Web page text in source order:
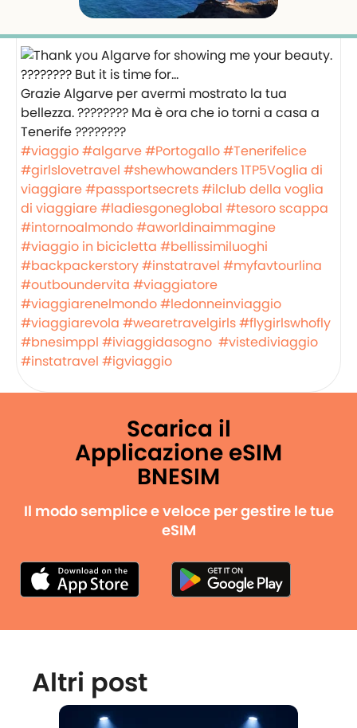
Grazie Algarve per avermi mostrato la tua
bellezza. ???????? Ma è ora che io torni a casa a
Tenerife ????????
#viaggio#algarve#Portogallo#Tenerifelice
#girlslovetravel #shewhowanders1TP5Voglia di
viaggiare#passportsecrets#ilclub della voglia
di viaggiare#ladiesgoneglobal #tesoro scappa
#intornoalmondo#aworldinaimmagine
#viaggio in bicicletta #bellissimiluoghi
#backpackerstory#instatravel #myfavtourlina
#outboundervita #viaggiatore
#viaggiarenelmondo#ledonneinviaggio
#viaggiarevola #wearetravelgirls#flygirlswhofly
#bnesimppl #iviaggidasogno #vistediviaggio
#instatravel #igviaggio
Scarica il
Applicazione eSIM
BNESIM
Il modo semplice e veloce per gestire le tue
eSIM
Altri post